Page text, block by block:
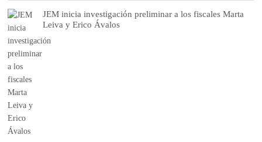
JEM inicia investigación preliminar a los fiscales Marta
Leiva y Erico Ávalos